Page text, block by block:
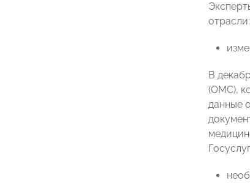
отрасли:
В
(ОМС),
данные